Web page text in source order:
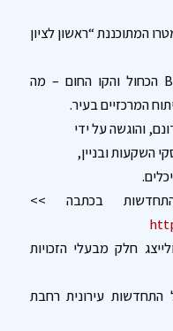
המתוכננת “ראשון לציון
ולצירי תחבורה עתידיים – קו ה־BRT הכחול והקו החום – מה
המרכזיים בעיר.
השקעות ובניין,
בכתבה >>
חלק מבעלי הזכויות
עירונית רחבת